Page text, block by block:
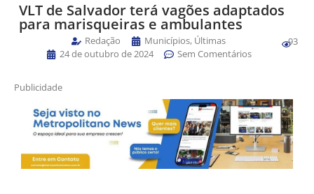
VLT de Salvador terá vagões adaptados
para marisqueiras e ambulantes
Redação Municípios, Últimas
24 de outubro de 2024
Sem Comentários
93
Publicidade